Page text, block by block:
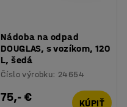
Nádoba na odpad
DOUGLAS, s vozíkom, 120
L, šedá
Číslo výrobku: 24654
75,- € KÚPIŤ